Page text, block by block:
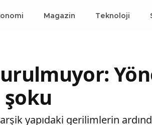
Magazin Teknoloji
şoku
yapıdaki gerilimlerin